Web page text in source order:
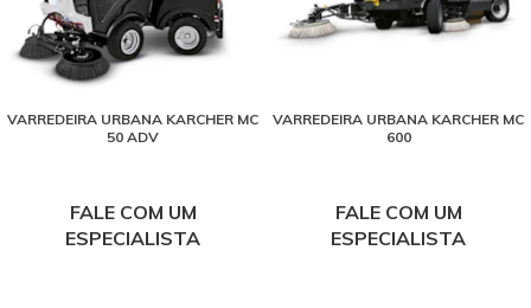
VARREDEIRA URBANA KARCHER MC
50 ADV
FALE COM UM
ESPECIALISTA
VARREDEIRA URBANA KARCHER MC
600
FALE COM UM
ESPECIALISTA